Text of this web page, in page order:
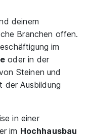
deinem
Branchen offen.
im
oder in der
Steinen und
Ausbildung
in einer
im Hochhausbau